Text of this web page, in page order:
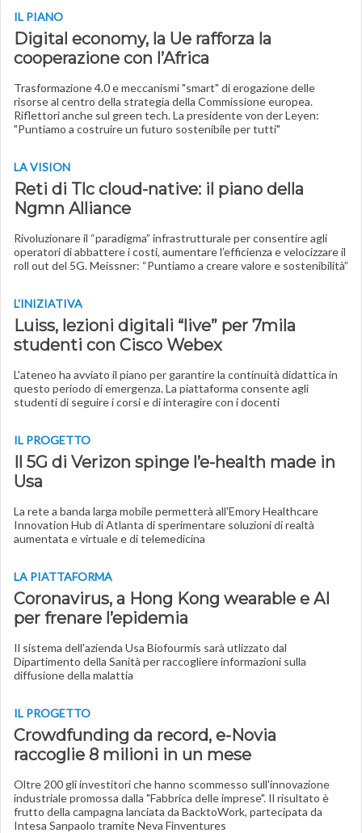
IL PIANO
Digital economy, la Ue rafforza la
cooperazione con l’Africa
Trasformazione 4.0 e meccanismi "smart" di erogazione delle
risorse al centro della strategia della Commissione europea.
Riflettori anche sul green tech. La presidente von der Leyen:
"Puntiamo a costruire un futuro sostenibile per tutti"
LA VISION
Reti di Tlc cloud-native: il piano della
Ngmn Alliance
Rivoluzionare il “paradigma” infrastrutturale per consentire agli
operatori di abbattere i costi, aumentare l’efficienza e velocizzare il
roll out del 5G. Meissner: “Puntiamo a creare valore e sostenibilità”
L'INIZIATIVA
Luiss, lezioni digitali “live” per 7mila
studenti con Cisco Webex
L'ateneo ha avviato il piano per garantire la continuità didattica in
questo periodo di emergenza. La piattaforma consente agli
studenti di seguire i corsi e di interagire con i docenti
IL PROGETTO
Il 5G di Verizon spinge l’e-health made in
Usa
La rete a banda larga mobile permetterà all'Emory Healthcare
Innovation Hub di Atlanta di sperimentare soluzioni di realtà
aumentata e virtuale e di telemedicina
LA PIATTAFORMA
Coronavirus, a Hong Kong wearable e AI
per frenare l’epidemia
Il sistema dell'azienda Usa Biofourmis sarà utlizzato dal
Dipartimento della Sanità per raccogliere informazioni sulla
diffusione della malattia
IL PROGETTO
Crowdfunding da record, e-Novia
raccoglie 8 milioni in un mese
Oltre 200 gli investitori che hanno scommesso sull'innovazione
industriale promossa dalla "Fabbrica delle imprese". Il risultato è
frutto della campagna lanciata da BacktoWork, partecipata da
Intesa Sanpaolo tramite Neva Finventures